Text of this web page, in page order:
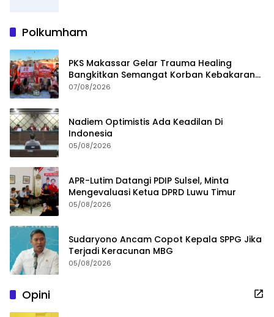
Polkumham
PKS Makassar Gelar Trauma Healing
Bangkitkan Semangat Korban Kebakaran
Tallo
07/08/2026
Nadiem Optimistis Ada Keadilan Di
Indonesia
05/08/2026
APR-Lutim Datangi PDIP Sulsel, Minta
Mengevaluasi Ketua DPRD Luwu Timur
05/08/2026
Sudaryono Ancam Copot Kepala SPPG Jika
Terjadi Keracunan MBG
05/08/2026
Opini